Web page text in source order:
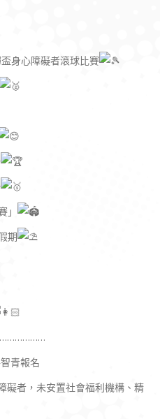
身心障礙者滾球比賽
期
青報名
礙者，未安置社會福利機構、精